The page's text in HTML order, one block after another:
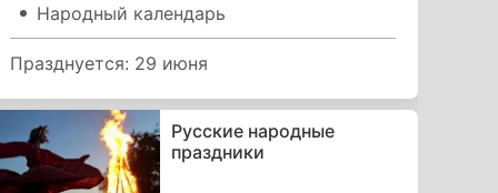
Народный календарь
Празднуется: 29 июня
Русские народные
праздники